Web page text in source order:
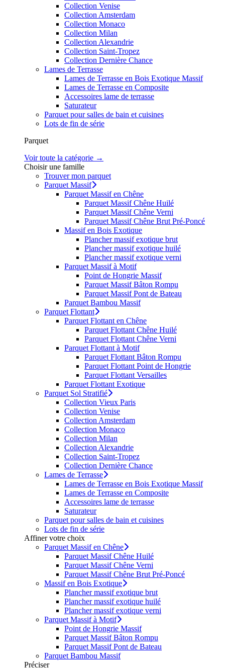
Collection Venise
Collection Amsterdam
Collection Monaco
Collection Milan
Collection Alexandrie
Collection Saint-Tropez
Collection Dernière Chance
Lames de Terrasse
Lames de Terrasse en Bois Exotique Massif
Lames de Terrasse en Composite
Accessoires lame de terrasse
Saturateur
Parquet pour salles de bain et cuisines
Lots de fin de série
Parquet
Voir toute la catégorie →
Choisir une famille
Trouver mon parquet
Parquet Massif
Parquet Massif en Chêne
Parquet Massif Chêne Huilé
Parquet Massif Chêne Verni
Parquet Massif Chêne Brut Pré-Poncé
Massif en Bois Exotique
Plancher massif exotique brut
Plancher massif exotique huilé
Plancher massif exotique verni
Parquet Massif à Motif
Point de Hongrie Massif
Parquet Massif Bâton Rompu
Parquet Massif Pont de Bateau
Parquet Bambou Massif
Parquet Flottant
Parquet Flottant en Chêne
Parquet Flottant Chêne Huilé
Parquet Flottant Chêne Verni
Parquet Flottant à Motif
Parquet Flottant Bâton Rompu
Parquet Flottant Point de Hongrie
Parquet Flottant Versailles
Parquet Flottant Exotique
Parquet Sol Stratifié
Collection Vieux Paris
Collection Venise
Collection Amsterdam
Collection Monaco
Collection Milan
Collection Alexandrie
Collection Saint-Tropez
Collection Dernière Chance
Lames de Terrasse
Lames de Terrasse en Bois Exotique Massif
Lames de Terrasse en Composite
Accessoires lame de terrasse
Saturateur
Parquet pour salles de bain et cuisines
Lots de fin de série
Affiner votre choix
Parquet Massif en Chêne
Parquet Massif Chêne Huilé
Parquet Massif Chêne Verni
Parquet Massif Chêne Brut Pré-Poncé
Massif en Bois Exotique
Plancher massif exotique brut
Plancher massif exotique huilé
Plancher massif exotique verni
Parquet Massif à Motif
Point de Hongrie Massif
Parquet Massif Bâton Rompu
Parquet Massif Pont de Bateau
Parquet Bambou Massif
Préciser